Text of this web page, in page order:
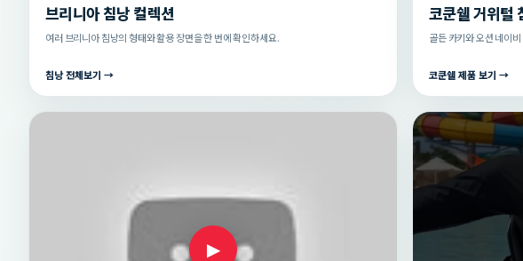
브리니아 침낭 컬렉션
여러 브리니아 침낭의 형태와 활용 장면을 한 번에 확인하세요.
침낭 전체보기 →
코쿤쉘 거위털
골든 카키와 오션 네이
코쿤쉘 제품 보기 →
▶